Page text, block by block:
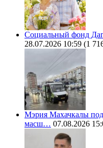
Социальный фонд
28.07.2026 10:59 (1
Мэрия Махачкалы
масш… 07.08.2026